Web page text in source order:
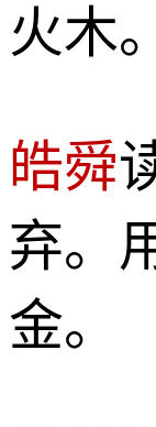
火木。
皓舜
弃。
金。